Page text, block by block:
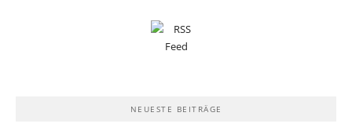
NEUESTE BEITRÄGE